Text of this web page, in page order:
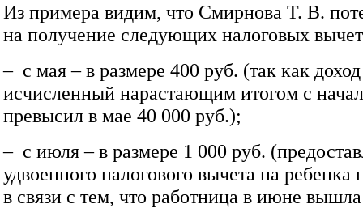
Из примера видим, что Смирнова Т. В.
на получение следующих налоговых
– с мая – в размере 400 руб. (так как
исчисленный нарастающим итогом с
превысил в мае 40 000 руб.);
– с июля – в размере 1 000 руб.
удвоенного налогового вычета на ребенка
в связи с тем, что работница в июне